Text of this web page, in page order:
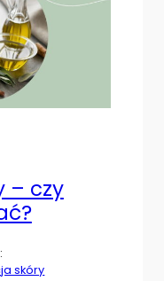
– czy
skóry